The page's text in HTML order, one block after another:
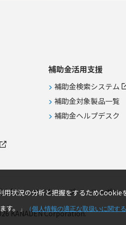
らの転換および生産品目の拡大
補助金活用支援
補助金検索システム
補助金対象製品一覧
補助金ヘルプデスク
方針 サイトマップ コーポレ
KANADEN Corporation.
状況の分析と把握をするためCookie
。
」 （個人情報の適正な取扱いに関す